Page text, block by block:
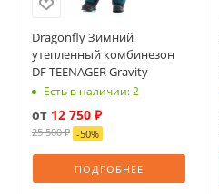
Dragonfly Зимний
утепленный комбинезон
DF TEENAGER Gravity
Есть в наличии: 2
от 12 750 ₽
25 500 ₽ -50%
ПОДРОБНЕЕ